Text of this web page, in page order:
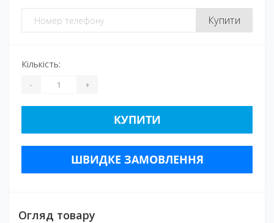
Купити
Кількість:
- +
КУПИТИ
ШВИДКЕ ЗАМОВЛЕННЯ
Огляд товару